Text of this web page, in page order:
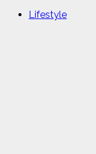
Lifestyle